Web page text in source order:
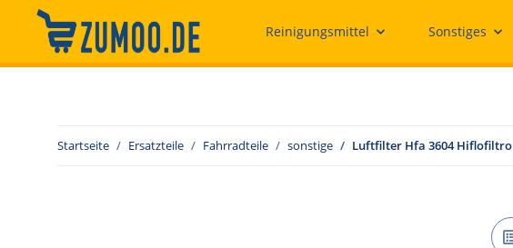
Reinigungsmittel Sonstiges
Startseite Ersatzteile Fahrradteile sonstige Luftfilter Hfa 3604 Hiflofiltro